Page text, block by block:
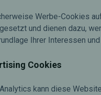
Werbe-Cookies
und dienen dazu,
Ihrer Interessen
Cookies
kann diese